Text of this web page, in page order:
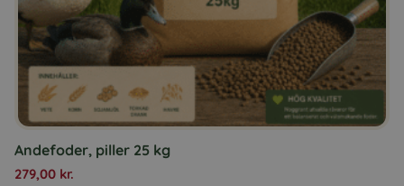
Andefoder, piller 25 kg
279,00 kr.